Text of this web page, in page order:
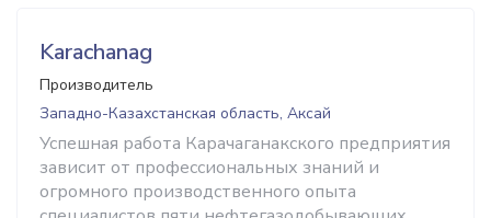
Karachanag
Производитель
Западно-Казахстанская область, Аксай
Успешная работа Карачаганакского предприятия
зависит от профессиональных знаний и
огромного производственного опыта